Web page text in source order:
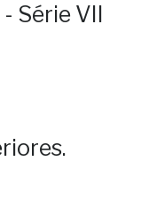
Série VII